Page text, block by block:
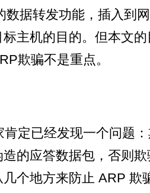
数据转发功能，插入到
主机的目的。但本文
欺骗不是重点。
定已经发现一个问题
的应答数据包，否则
个地方来防止 ARP 欺